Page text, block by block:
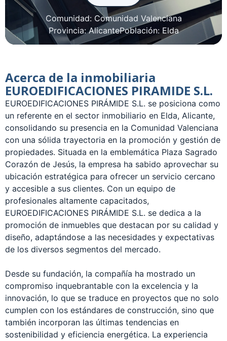
Comunidad: Comunidad Valenciana
Provincia:AlicantePoblación: Elda
Acerca de la inmobiliaria
EUROEDIFICACIONES PIRAMIDE S.L.
EUROEDIFICACIONES PIRÁMIDE S.L. se posiciona como
un referente en el sector inmobiliario en Elda, Alicante,
consolidando su presencia en la Comunidad Valenciana
con una sólida trayectoria en la promoción y gestión de
propiedades. Situada en la emblemática Plaza Sagrado
Corazón de Jesús, la empresa ha sabido aprovechar su
ubicación estratégica para ofrecer un servicio cercano
y accesible a sus clientes. Con un equipo de
profesionales altamente capacitados,
EUROEDIFICACIONES PIRÁMIDE S.L. se dedica a la
promoción de inmuebles que destacan por su calidad y
diseño, adaptándose a las necesidades y expectativas
de los diversos segmentos del mercado.
Desde su fundación, la compañía ha mostrado un
compromiso inquebrantable con la excelencia y la
innovación, lo que se traduce en proyectos que no solo
cumplen con los estándares de construcción, sino que
también incorporan las últimas tendencias en
sostenibilidad y eficiencia energética. La experiencia